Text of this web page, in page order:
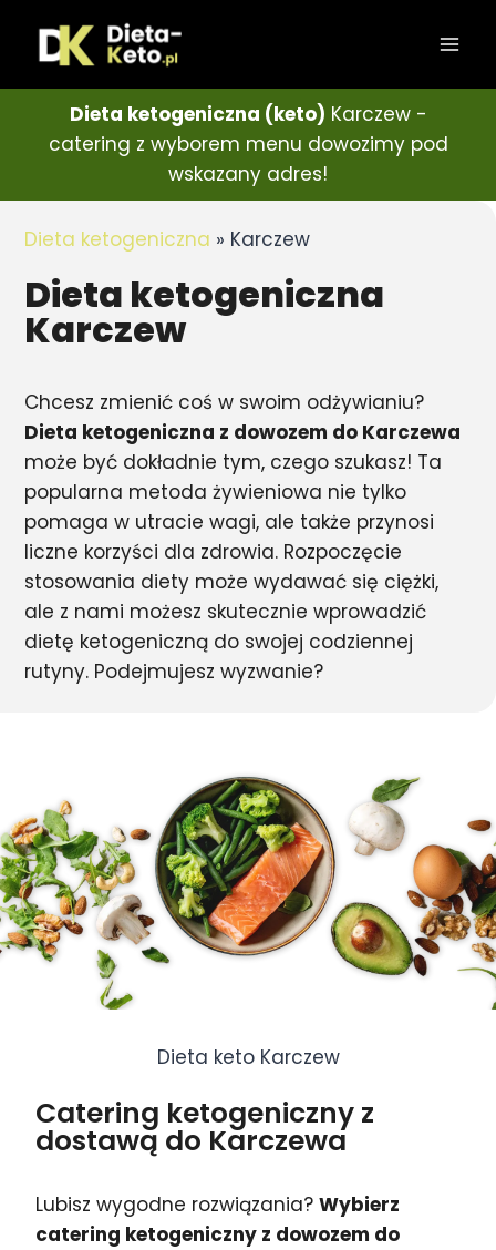
Dieta ketogeniczna (keto) Karczew -
catering z wyborem menu dowozimy pod
wskazany adres!
Dieta ketogeniczna » Karczew
Dieta ketogeniczna
Karczew
Chcesz zmienić coś w swoim odżywianiu?
Dieta ketogeniczna z dowozem do Karczewa
może być dokładnie tym, czego szukasz! Ta
popularna metoda żywieniowa nie tylko
pomaga w utracie wagi, ale także przynosi
liczne korzyści dla zdrowia. Rozpoczęcie
stosowania diety może wydawać się ciężki,
ale z nami możesz skutecznie wprowadzić
dietę ketogeniczną do swojej codziennej
rutyny. Podejmujesz wyzwanie?
Dieta keto Karczew
Catering ketogeniczny z
dostawą do Karczewa
Lubisz wygodne rozwiązania?Wybierz
catering ketogeniczny z dowozem do